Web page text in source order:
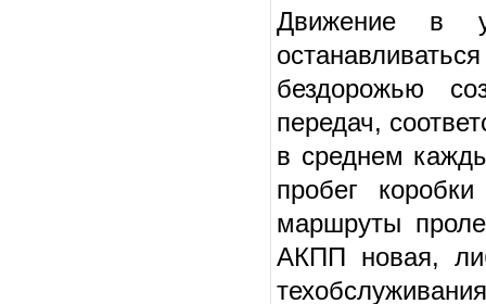
Движение в
бездорожью
передач,
в среднем
пробег
маршруты
АКПП новая,